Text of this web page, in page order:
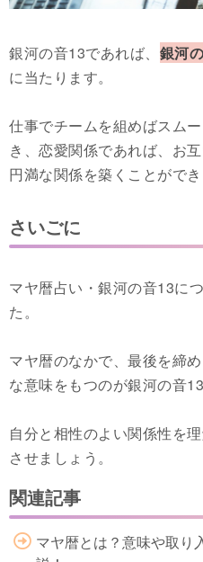
銀河の音13であれば、 銀河
に当たります。
仕事でチームを組めばスム
き、恋愛関係であれば、お
円満な関係を築くことができ
さいごに
マヤ暦占い・銀河の音13に
た。
マヤ暦のなかで、最後を締
な意味をもつのが銀河の音13
自分と相性のよい関係性を
させましょう。
関連記事
マヤ暦とは？意味や取り